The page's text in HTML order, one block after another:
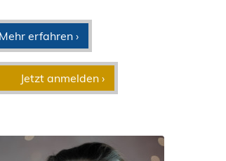
Mehr erfahren ›
Jetzt anmelden ›